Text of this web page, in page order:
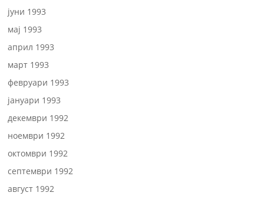
јуни 1993
мај 1993
април 1993
март 1993
февруари 1993
јануари 1993
декември 1992
ноември 1992
октомври 1992
септември 1992
август 1992